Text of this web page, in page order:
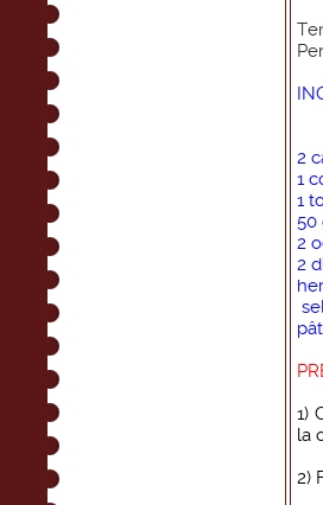
2
1
1
50
2
2
1)
la
2)